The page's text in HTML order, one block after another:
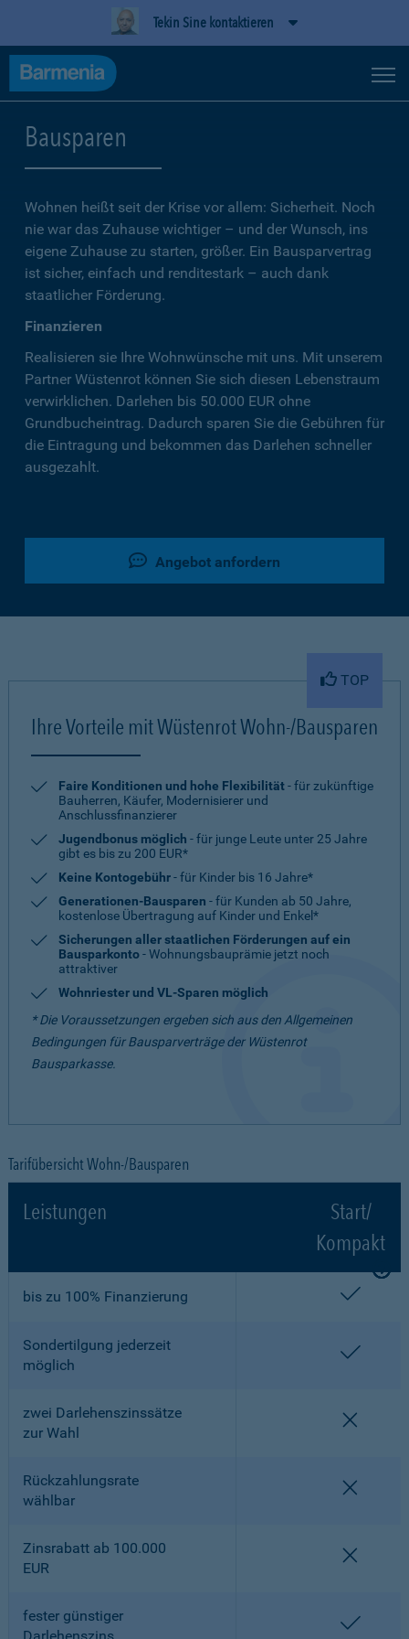
Tekin Sine kontaktieren
Bausparen
Wohnen heißt seit der Krise vor allem: Sicherheit. Noch
nie war das Zuhause wichtiger – und der Wunsch, ins
eigene Zuhause zu starten, größer. Ein Bausparvertrag
ist sicher, einfach und renditestark – auch dank
staatlicher Förderung.
Finanzieren
Realisieren sie Ihre Wohnwünsche mit uns. Mit unserem
Partner Wüstenrot können Sie sich diesen Lebenstraum
verwirklichen. Darlehen bis 50.000 EUR ohne
Grundbucheintrag. Dadurch sparen Sie die Gebühren für
die Eintragung und bekommen das Darlehen schneller
ausgezahlt.
Angebot anfordern
TOP
Ihre Vorteile mit Wüstenrot Wohn-/Bausparen
Faire Konditionen und hohe Flexibilität- für zukünftige
Bauherren, Käufer, Modernisierer und
Anschlussfinanzierer
Jugendbonus möglich - für junge Leute unter 25 Jahre
gibt es bis zu 200 EUR*
Keine Kontogebühr- für Kinder bis 16 Jahre*
Generationen-Bausparen - für Kunden ab 50 Jahre,
kostenlose Übertragung auf Kinder und Enkel*
Sicherungen aller staatlichen Förderungen auf ein
Bausparkonto- Wohnungsbauprämie jetzt noch
attraktiver
Wohnriester und VL-Sparen möglich
* Die Voraussetzungen ergeben sich aus den Allgemeinen
Bedingungen für Bausparverträge der Wüstenrot
Bausparkasse.
Tarifübersicht Wohn-/Bausparen
Leistungen
Start/
Kompakt
bis zu 100% Finanzierung
Sondertilgung jederzeit
möglich
zwei Darlehenszinssätze
zur Wahl
Rückzahlungsrate
wählbar
Zinsrabatt ab 100.000
EUR
fester günstiger